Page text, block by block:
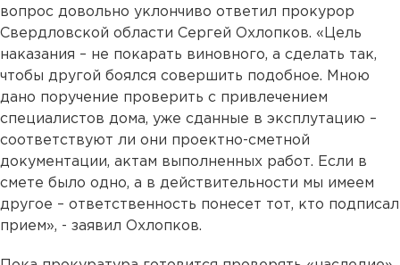
вопрос довольно уклончиво ответил прокурор
Свердловской области Сергей Охлопков. «Цель
наказания – не покарать виновного, а сделать так,
чтобы другой боялся совершить подобное. Мною
дано поручение проверить с привлечением
специалистов дома, уже сданные в эксплутацию –
соответствуют ли они проектно-сметной
документации, актам выполненных работ. Если в
смете было одно, а в действительности мы имеем
другое – ответственность понесет тот, кто подписал
прием», - заявил Охлопков.